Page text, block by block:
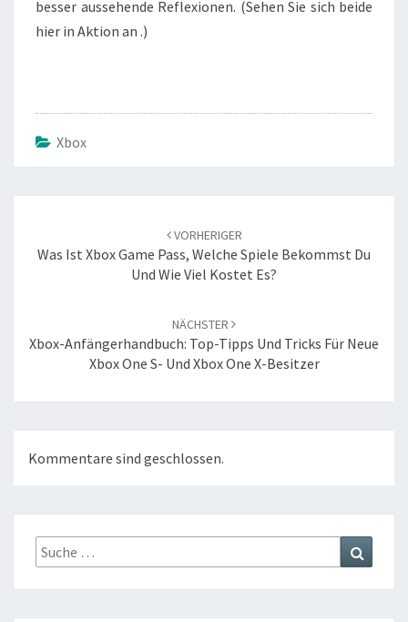
besser aussehende Reflexionen. (Sehen Sie sich beide
hier in Aktion an .)
Xbox
VORHERIGER
Was Ist Xbox Game Pass, Welche Spiele Bekommst Du
Und Wie Viel Kostet Es?
NÄCHSTER
Xbox-Anfängerhandbuch: Top-Tipps Und Tricks Für Neue
Xbox One S- Und Xbox One X-Besitzer
Kommentare sind geschlossen.
Suche
nach: